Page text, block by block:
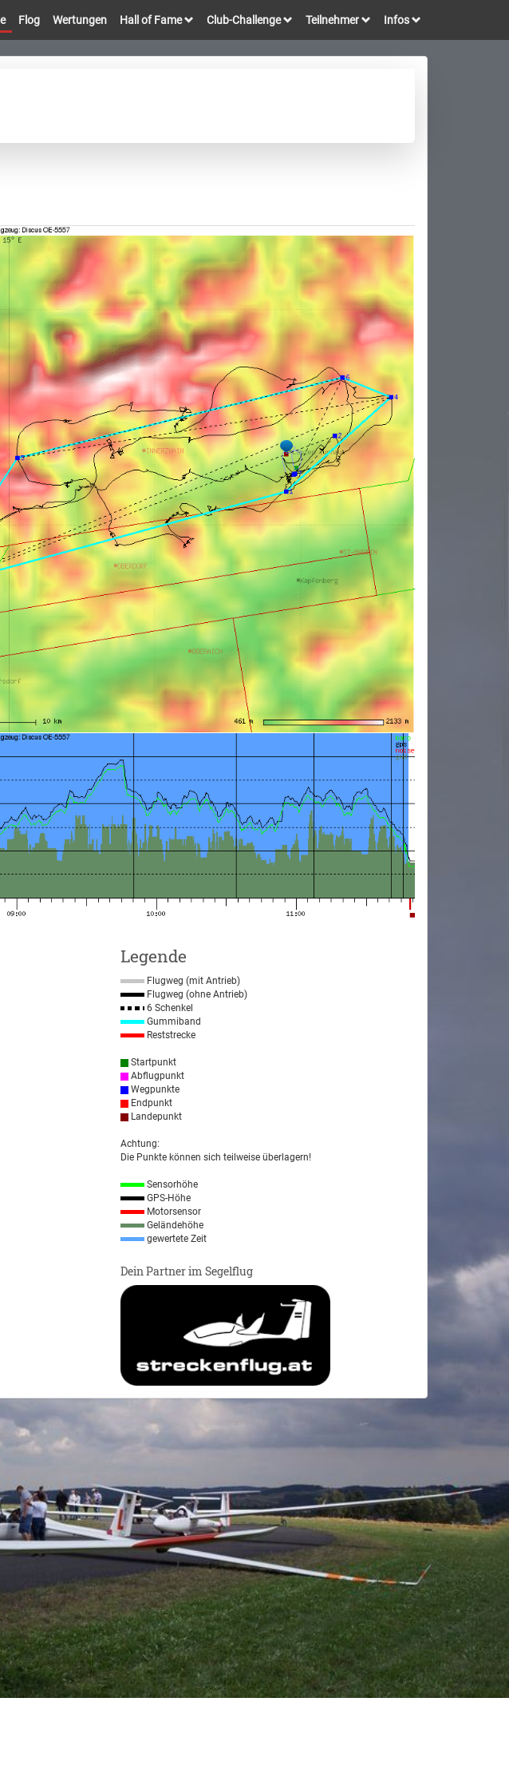
Flog Wertungen Hall of Fame Club-Challenge Teilnehmer Infos
Legende
Flugweg (mit Antrieb)
Flugweg (ohne Antrieb)
6 Schenkel
Gummiband
Reststrecke
Startpunkt
Abflugpunkt
Wegpunkte
Endpunkt
Landepunkt
Achtung:
Die Punkte können sich teilweise überlagern!
Sensorhöhe
GPS-Höhe
Motorsensor
Geländehöhe
gewertete Zeit
Dein Partner im Segelflug